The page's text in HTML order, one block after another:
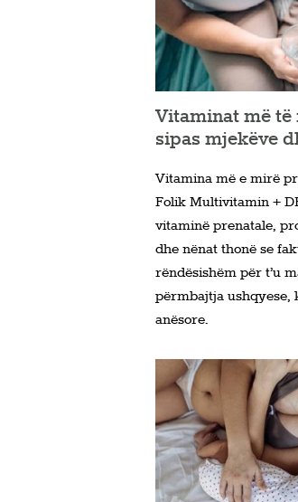
Vitaminat më
sipas mjekëve
Vitamina më e mirë
Folik Multivitamin +
vitaminë prenatale,
dhe nënat thonë se
rëndësishëm për t’u
përmbajtja ushqyese,
anësore.